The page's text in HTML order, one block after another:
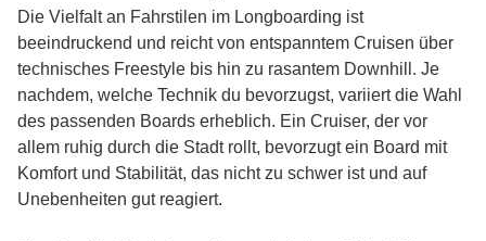
Die Vielfalt an Fahrstilen im Longboarding ist
beeindruckend und reicht von entspanntem Cruisen über
technisches Freestyle bis hin zu rasantem Downhill. Je
nachdem, welche Technik du bevorzugst, variiert die Wahl
des passenden Boards erheblich. Ein Cruiser, der vor
allem ruhig durch die Stadt rollt, bevorzugt ein Board mit
Komfort und Stabilität, das nicht zu schwer ist und auf
Unebenheiten gut reagiert.